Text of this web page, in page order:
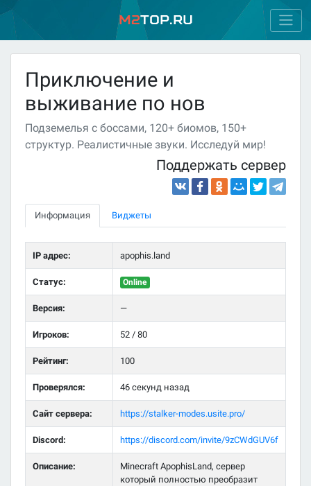
M2Top.ru
Приключение и
выживание по нов
Подземелья с боссами, 120+ биомов, 150+
структур. Реалистичные звуки. Исследуй мир!
Поддержать сервер
Информация Виджеты
IP адрес: apophis.land
Статус: Online
Версия: —
Игроков: 52 / 80
Рейтинг: 100
Проверялся: 46 секунд назад
Сайт сервера: https://stalker-modes.usite.pro/
Discord: https://discord.com/invite/9zCWdGUV6f
Описание:
Minecraft ApophisLand, сервер
который полностью преобразит